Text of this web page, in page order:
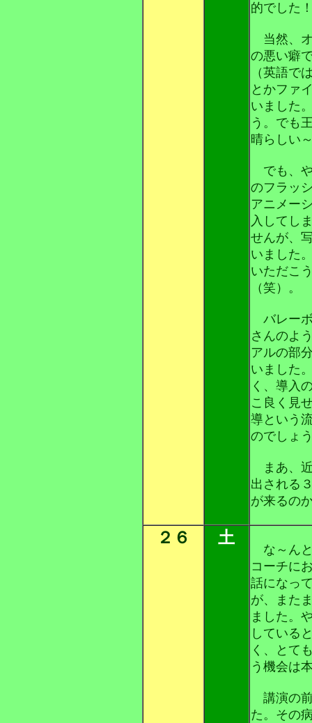
的でした
当然、オ
の悪い癖
（英語で
とかファ
いました
う。でも
晴らしい
でも、や
のフラッ
アニメー
入してし
せんが、
いました
いただこ
（笑）。
バレーボ
さんのよ
アルの部
いました
く、導入
こ良く見
導という
のでしょ
まあ、近
出される
が来るの
２６ 土
な～んと
コーチに
話になっ
が、また
ました。
している
く、とて
う機会は
講演の前
た。その